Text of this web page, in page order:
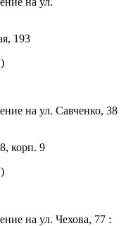
193
на ул. Савченко, 38
корп. 9
на ул. Чехова, 77 :